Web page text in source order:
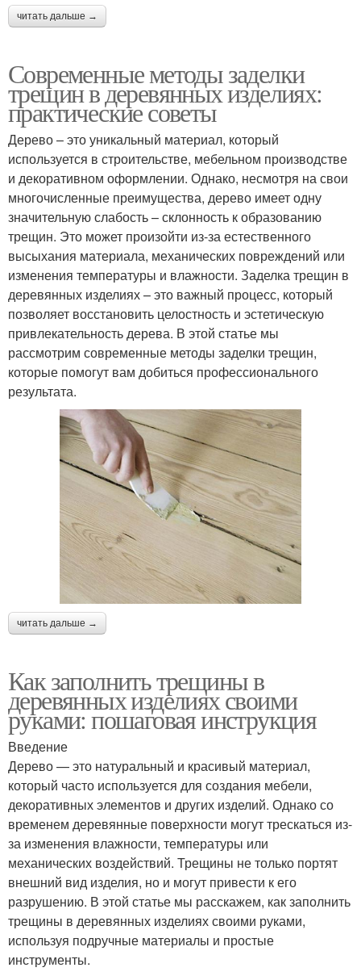
читать дальше →
Современные методы заделки
трещин в деревянных изделиях:
практические советы
Дерево – это уникальный материал, который
используется в строительстве, мебельном производстве
и декоративном оформлении. Однако, несмотря на свои
многочисленные преимущества, дерево имеет одну
значительную слабость – склонность к образованию
трещин. Это может произойти из-за естественного
высыхания материала, механических повреждений или
изменения температуры и влажности. Заделка трещин в
деревянных изделиях – это важный процесс, который
позволяет восстановить целостность и эстетическую
привлекательность дерева. В этой статье мы
рассмотрим современные методы заделки трещин,
которые помогут вам добиться профессионального
результата.
читать дальше →
Как заполнить трещины в
деревянных изделиях своими
руками: пошаговая инструкция
Введение
Дерево — это натуральный и красивый материал,
который часто используется для создания мебели,
декоративных элементов и других изделий. Однако со
временем деревянные поверхности могут трескаться из-
за изменения влажности, температуры или
механических воздействий. Трещины не только портят
внешний вид изделия, но и могут привести к его
разрушению. В этой статье мы расскажем, как заполнить
трещины в деревянных изделиях своими руками,
используя подручные материалы и простые
инструменты.